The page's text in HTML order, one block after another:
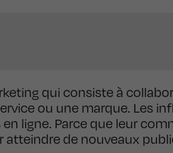
qui consiste à
ou une marque. Les
ligne. Parce que leur
de nouveaux